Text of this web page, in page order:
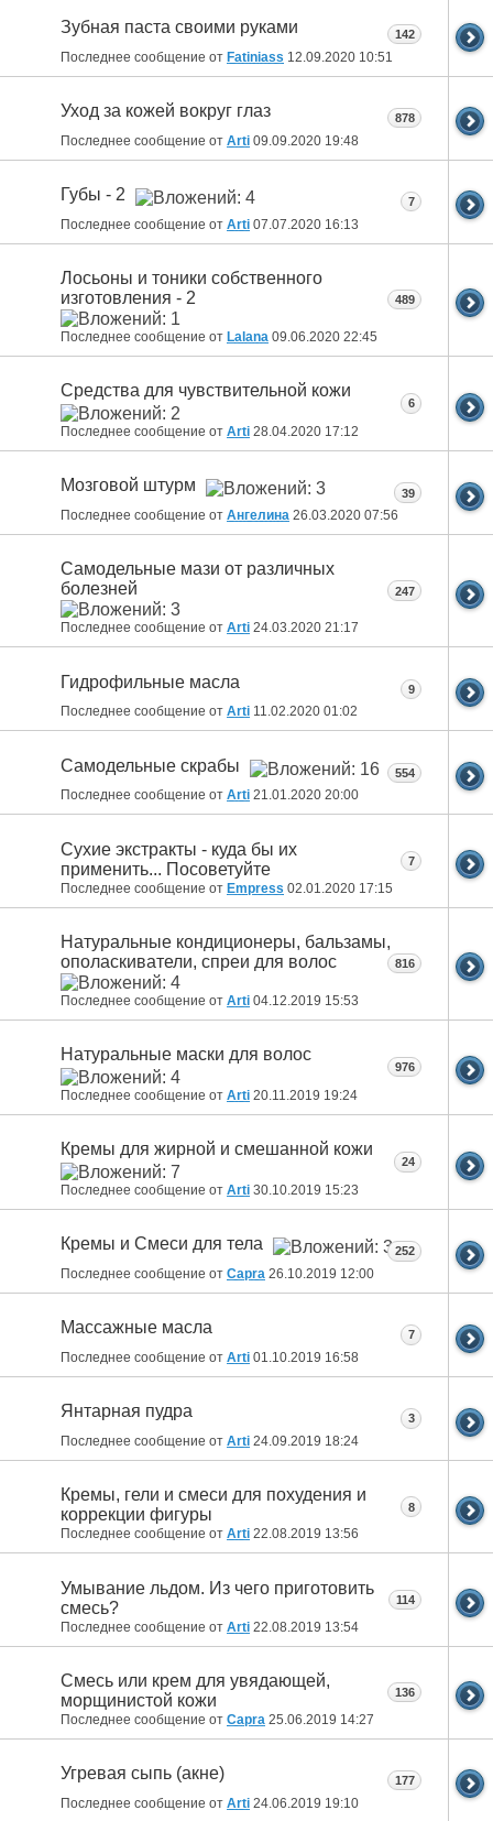
Зубная паста своими руками
Последнее сообщение от Fatiniass 12.09.2020 10:51
142
Уход за кожей вокруг глаз
Последнее сообщение от Arti 09.09.2020 19:48
878
Губы - 2
Последнее сообщение от Arti 07.07.2020 16:13
7
Лосьоны и тоники собственного
изготовления - 2
Последнее сообщение от Lalana 09.06.2020 22:45
489
Средства для чувствительной кожи
Последнее сообщение от Arti 28.04.2020 17:12
6
Мозговой штурм
Последнее сообщение от Ангелина 26.03.2020 07:56
39
Самодельные мази от различных
болезней
Последнее сообщение от Arti 24.03.2020 21:17
247
Гидрофильные масла
Последнее сообщение от Arti 11.02.2020 01:02
9
Самодельные скрабы
Последнее сообщение от Arti 21.01.2020 20:00
554
Сухие экстракты - куда бы их
применить... Посоветуйте
Последнее сообщение от Empress 02.01.2020 17:15
7
Натуральные кондиционеры, бальзамы,
ополаскиватели, спреи для волос
Последнее сообщение от Arti 04.12.2019 15:53
816
Натуральные маски для волос
Последнее сообщение от Arti 20.11.2019 19:24
976
Кремы для жирной и смешанной кожи
Последнее сообщение от Arti 30.10.2019 15:23
24
Кремы и Смеси для тела
Последнее сообщение от Capra 26.10.2019 12:00
252
Массажные масла
Последнее сообщение от Arti 01.10.2019 16:58
7
Янтарная пудра
Последнее сообщение от Arti 24.09.2019 18:24
3
Кремы, гели и смеси для похудения и
коррекции фигуры
Последнее сообщение от Arti 22.08.2019 13:56
8
Умывание льдом. Из чего приготовить
смесь?
Последнее сообщение от Arti 22.08.2019 13:54
114
Смесь или крем для увядающей,
морщинистой кожи
Последнее сообщение от Capra 25.06.2019 14:27
136
Угревая сыпь (акне)
Последнее сообщение от Arti 24.06.2019 19:10
177